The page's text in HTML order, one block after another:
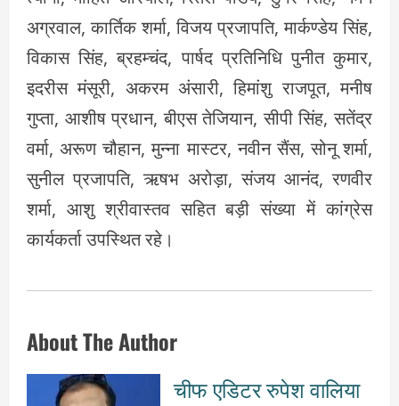
अग्रवाल, कार्तिक शर्मा, विजय प्रजापति, मार्कण्डेय सिंह,
विकास सिंह, ब्रहम्चंद, पार्षद प्रतिनिधि पुनीत कुमार,
इदरीस मंसूरी, अकरम अंसारी, हिमांशु राजपूत, मनीष
गुप्ता, आशीष प्रधान, बीएस तेजियान, सीपी सिंह, सतेंद्र
वर्मा, अरूण चौहान, मुन्ना मास्टर, नवीन सैंस, सोनू शर्मा,
सुनील प्रजापति, ऋषभ अरोड़ा, संजय आनंद, रणवीर
शर्मा, आशु श्रीवास्तव सहित बड़ी संख्या में कांग्रेस
कार्यकर्ता उपस्थित रहे।
About The Author
चीफ एडिटर रुपेश वालिया